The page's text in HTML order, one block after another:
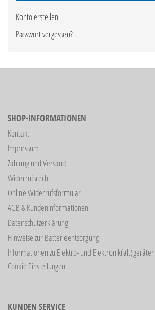
Konto erstellen
Passwort vergessen?
SHOP-INFORMATIONEN
Kontakt
Impressum
Zahlung und Versand
Widerrufsrecht
Online Widerrufsformular
AGB & Kundeninformationen
Datenschutzerklärung
Hinweise zur Batterieentsorgung
Informationen zu Elektro- und Elektronik(alt)geräten
Cookie Einstellungen
KUNDEN SERVICE